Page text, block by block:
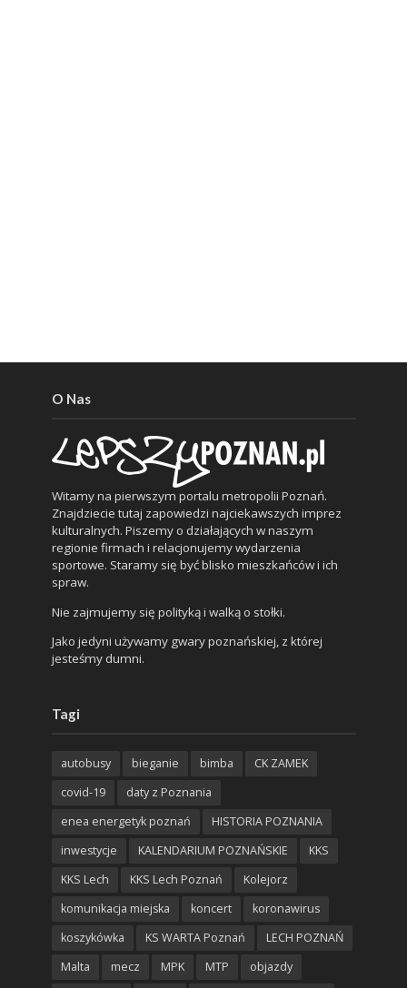
O Nas
Witamy na pierwszym portalu metropolii Poznań.
Znajdziecie tutaj zapowiedzi najciekawszych imprez
kulturalnych. Piszemy o działających w naszym
regionie firmach i relacjonujemy wydarzenia
sportowe. Staramy się być blisko mieszkańców i ich
spraw.
Nie zajmujemy się polityką i walką o stołki.
Jako jedyni używamy gwary poznańskiej, z której
jesteśmy dumni.
Tagi
autobusy bieganie bimba
CK ZAMEK
covid-19
daty z Poznania
enea energetyk poznań
HISTORIA POZNANIA
inwestycje
KALENDARIUM POZNAŃSKIE
KKS
KKS Lech
KKS Lech Poznań
Kolejorz
komunikacja miejska
koncert
koronawirus
koszykówka
KS WARTA Poznań
LECH POZNAŃ
Malta
mecz MPK MTP objazdy